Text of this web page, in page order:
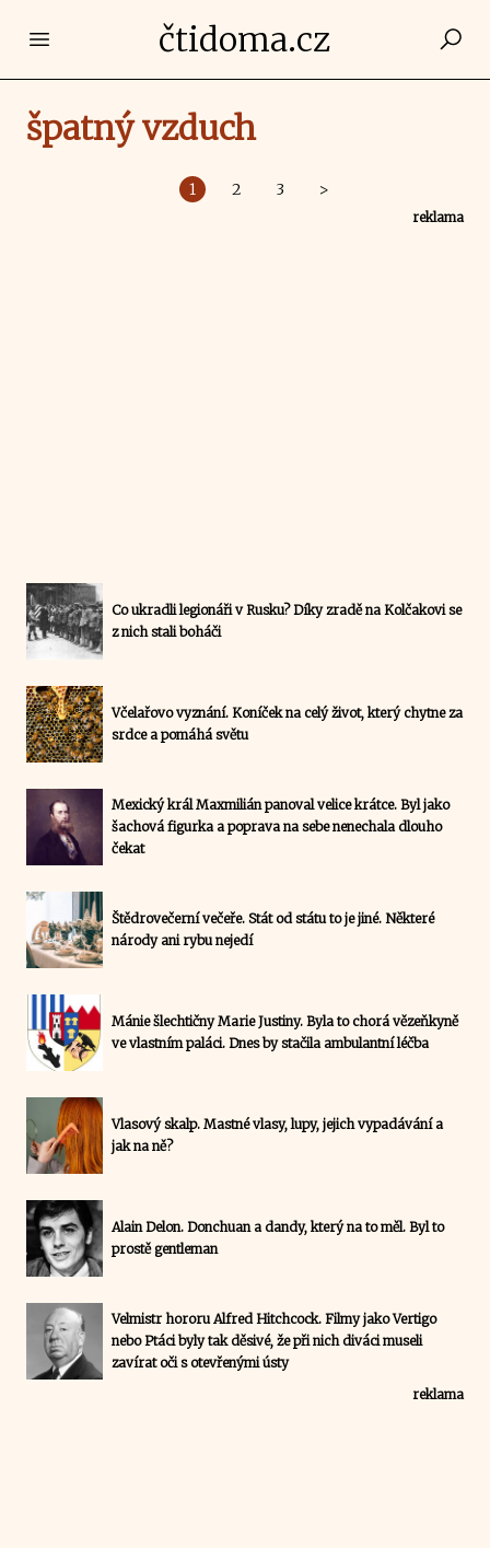
Open main menučtidoma.cz
špatný vzduch
1 2 3 >
reklama
Co ukradli legionáři v Rusku? Díky zradě na Kolčakovi se
z nich stali boháči
Včelařovo vyznání. Koníček na celý život, který chytne za
srdce a pomáhá světu
Mexický král Maxmilián panoval velice krátce. Byl jako
šachová figurka a poprava na sebe nenechala dlouho
čekat
Štědrovečerní večeře. Stát od státu to je jiné. Některé
národy ani rybu nejedí
Mánie šlechtičny Marie Justiny. Byla to chorá vězeňkyně
ve vlastním paláci. Dnes by stačila ambulantní léčba
Vlasový skalp. Mastné vlasy, lupy, jejich vypadávání a
jak na ně?
Alain Delon. Donchuan a dandy, který na to měl. Byl to
prostě gentleman
Velmistr hororu Alfred Hitchcock. Filmy jako Vertigo
nebo Ptáci byly tak děsivé, že při nich diváci museli
zavírat oči s otevřenými ústy
reklama